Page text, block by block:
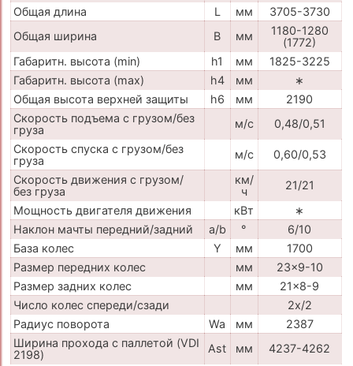
Общая длина
L мм
3705-3730
Общая ширина
B мм
1180-1280
(1772)
Габаритн. высота (min)
h1 мм
1825-3225
Габаритн. высота (max)
h4 мм
∗
Общая высота верхней защиты
h6 мм
2190
Скорость подъема с грузом/без
груза
м/с
0,48/0,51
Скорость спуска с грузом/без
груза
м/с
0,60/0,53
Скорость движения с грузом/
без груза
км/
ч
21/21
Мощность двигателя движения
кВт
∗
Наклон мачты передний/задний
a/b °
6/10
База колес
Y мм
1700
Размер передних колес
мм
23x9-10
Размер задних колес
мм
21x8-9
Число колес спереди/сзади
2x/2
Радиус поворота
Wa мм
2387
Ширина прохода с паллетой (VDI
2198)
Ast мм 4237-4262